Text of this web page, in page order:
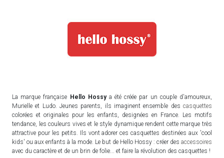
La marque française Hello Hossy a été créée par un couple d'amoureux,
Murielle et Ludo. Jeunes parents, ils imaginent ensemble des casquettes
colorées et originales pour les enfants, designées en France. Les motifs
tendance, les couleurs vives et le style dynamique rendent cette marque très
attractive pour les petits. Ils vont adorer ces casquettes destinées aux 'cool
kids' ou aux enfants à la mode. Le but de Hello Hossy : créer des accessoires
avec du caractère et de un brin de folie... et faire la révolution des casquettes !